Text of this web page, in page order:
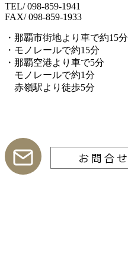
TEL/ 098-859-1941
FAX/ 098-859-1933
・那覇市街地より車で約15分
・モノレールで約15分
・那覇空港より車で5分
モノレールで約1分
赤嶺駅より徒歩5分